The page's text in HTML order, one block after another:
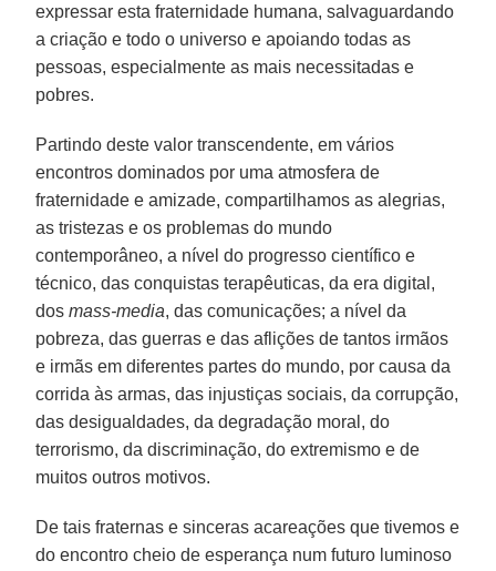
expressar esta fraternidade humana, salvaguardando
a criação e todo o universo e apoiando todas as
pessoas, especialmente as mais necessitadas e
pobres.
Partindo deste valor transcendente, em vários
encontros dominados por uma atmosfera de
fraternidade e amizade, compartilhamos as alegrias,
as tristezas e os problemas do mundo
contemporâneo, a nível do progresso científico e
técnico, das conquistas terapêuticas, da era digital,
dosmass-media, das comunicações; a nível da
pobreza, das guerras e das aflições de tantos irmãos
e irmãs em diferentes partes do mundo, por causa da
corrida às armas, das injustiças sociais, da corrupção,
das desigualdades, da degradação moral, do
terrorismo, da discriminação, do extremismo e de
muitos outros motivos.
De tais fraternas e sinceras acareações que tivemos e
do encontro cheio de esperança num futuro luminoso